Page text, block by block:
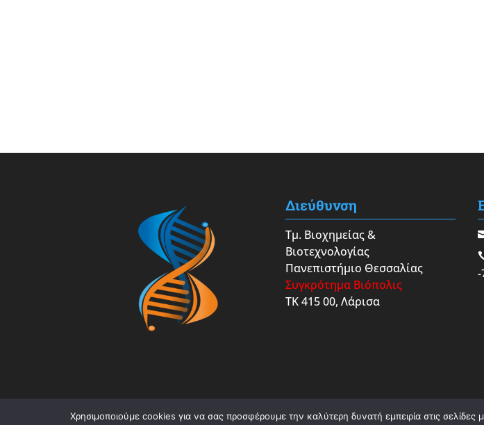
Διεύθυνση
Τμ. Βιοχημείας &
Βιοτεχνολογίας
Πανεπιστήμιο Θεσσαλίας
Συγκρότημα Βιόπολις
ΤΚ 415 00, Λάρισα
-
Χρησιμοποιούμε cookies για να σας προσφέρουμε την καλύτερη δυνατή εμπειρία στις σελίδες